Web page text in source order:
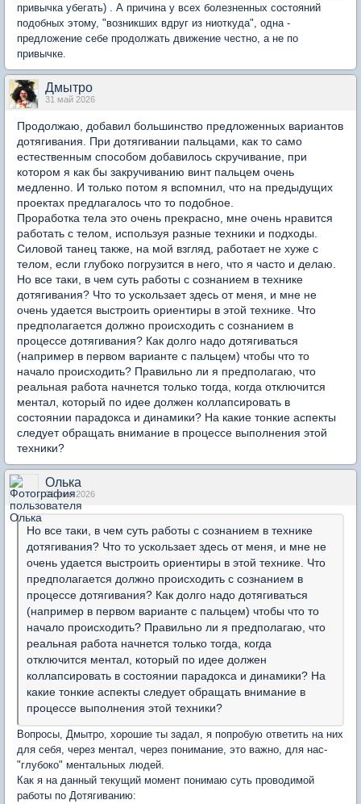
привычка убегать) . А причина у всех болезненных состояний
подобных этому, "возникших вдруг из ниоткуда", одна -
предложение себе продолжать движение честно, а не по
привычке.
Дмытро
31 май 2026
Продолжаю, добавил большинство предложенных вариантов
дотягивания. При дотягивании пальцами, как то само
естественным способом добавилось скручивание, при
котором я как бы закручиванию винт пальцем очень
медленно. И только потом я вспомнил, что на предыдущих
проектах предлагалось что то подобное.
Проработка тела это очень прекрасно, мне очень нравится
работать с телом, используя разные техники и подходы.
Силовой танец также, на мой взгляд, работает не хуже с
телом, если глубоко погрузится в него, что я часто и делаю.
Но все таки, в чем суть работы с сознанием в технике
дотягивания? Что то ускользает здесь от меня, и мне не
очень удается выстроить ориентиры в этой технике. Что
предполагается должно происходить с сознанием в
процессе дотягивания? Как долго надо дотягиваться
(например в первом варианте с пальцем) чтобы что то
начало происходить? Правильно ли я предполагаю, что
реальная работа начнется только тогда, когда отключится
ментал, который по идее должен коллапсировать в
состоянии парадокса и динамики? На какие тонкие аспекты
следует обращать внимание в процессе выполнения этой
техники?
Олька
01 июн 2026
Но все таки, в чем суть работы с сознанием в технике
дотягивания? Что то ускользает здесь от меня, и мне не
очень удается выстроить ориентиры в этой технике. Что
предполагается должно происходить с сознанием в
процессе дотягивания? Как долго надо дотягиваться
(например в первом варианте с пальцем) чтобы что то
начало происходить? Правильно ли я предполагаю, что
реальная работа начнется только тогда, когда
отключится ментал, который по идее должен
коллапсировать в состоянии парадокса и динамики? На
какие тонкие аспекты следует обращать внимание в
процессе выполнения этой техники?
Вопросы, Дмытро, хорошие ты задал, я попробую ответить на них
для себя, через ментал, через понимание, это важно, для нас-
"глубоко" ментальных людей.
Как я на данный текущий момент понимаю суть проводимой
работы по Дотягиванию: